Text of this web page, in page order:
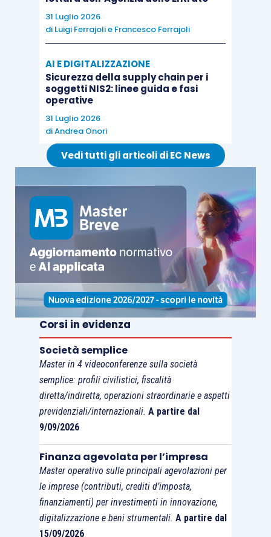
tributario.
31 Luglio 2026
di Luigi Ferrajolie Francesco Ferrajoli
AI E DIGITALIZZAZIONE
Sicurezza della supply chain per i
soggetti NIS2: linee guida e fasi
operative
31 Luglio 2026
diAndrea Onori
Vedi tutti gli articoli di EC News
Corsi in evidenza
Società semplice
Master in 4 videoconferenze sulla società
semplice: profili civilistici, fiscalità
diretta/indiretta, operazioni straordinarie e aspetti
previdenziali/internazionali. A partire dal
9/09/2026
Finanza agevolata per l’impresa
Master operativo sulle principali agevolazioni per
le imprese (contributi, crediti d’imposta,
finanziamenti) per investimenti in innovazione,
digitalizzazione e beni strumentali. A partire dal
15/09/2026